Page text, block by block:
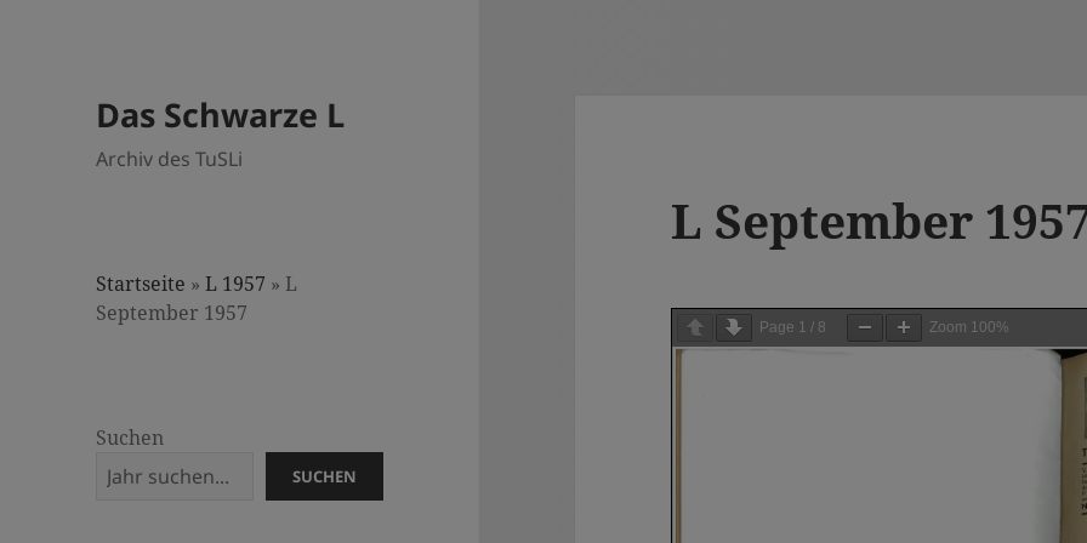
Das Schwarze L
Archiv des TuSLi
Startseite »L 1957 » L
September 1957
Suchen
SUCHEN
L September
Page 1 / 8 Zoom 100%